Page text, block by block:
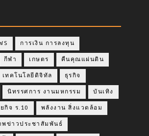
การเงิน การลงทุน
กีฬา เกษตร คืนคุณแผ่นดิน
เทคโนโลยีดิจิทัล ธุรกิจ
นิทรรศการ งานมหกรรม บันเทิง
กิจ ร.10 พลังงาน สิ่งแวดล้อม
พข่าวประชาสัมพันธ์